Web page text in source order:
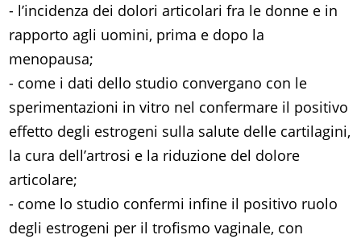
- l’incidenza dei dolori articolari fra le donne e in
rapporto agli uomini, prima e dopo la
menopausa;
- come i dati dello studio convergano con le
sperimentazioni in vitro nel confermare il positivo
effetto degli estrogeni sulla salute delle cartilagini,
la cura dell’artrosi e la riduzione del dolore
articolare;
- come lo studio confermi infine il positivo ruolo
degli estrogeni per il trofismo vaginale, con